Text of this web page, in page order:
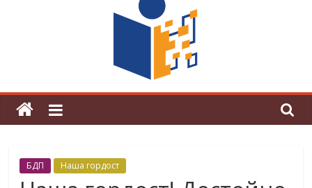
Магията на Андерсен оживя в ОУ
„Любен Каравелов“
БДП Наша гордост